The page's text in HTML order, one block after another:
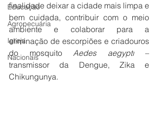
Educação
Agropecuária
Igreja
Nacionais
finalidade deixar a cidade mais limpa e
bem cuidada, contribuir com o meio
ambiente e colaborar para a
eliminação de escorpiões e criadouros
do mosquito Aedes aegypti –
transmissor da Dengue, Zika e
Chikungunya.